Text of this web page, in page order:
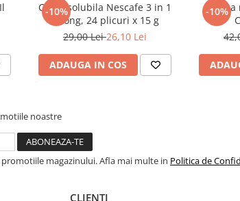
-10%
Cafea solubila Nescafe 3 in 1
Strong, 24 plicuri x 15 g
29,00 Lei26,10 Lei
ADAUGA IN COS
-10%
Cafea
noastre
magazinului. Afla mai multe in Politica de
CLIENTI